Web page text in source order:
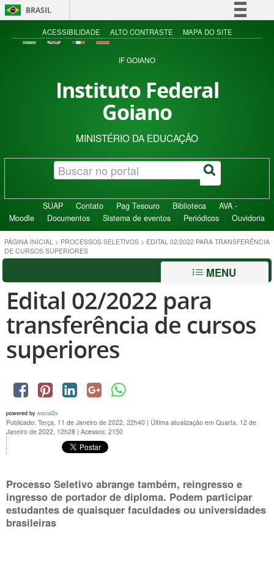
BRASIL
Simplifique!
Acesso à informação
ACESSIBILIDADE ALTO CONTRASTE MAPA DO SITE
IF GOIANO
Instituto Federal
Goiano
MINISTÉRIO DA EDUCAÇÃO
SUAP Contato Pag Tesouro Biblioteca
AVA -
Moodle
Documentos Sistema de eventos Periódicos Ouvidoria
PÁGINA INICIAL > PROCESSOS SELETIVOS > EDITAL 02/2022 PARA TRANSFERÊNCIA
DE CURSOS SUPERIORES
MENU
Edital 02/2022 para
transferência de cursos
superiores
powered by social2s
Publicado: Terça, 11 de Janeiro de 2022, 22h40 | Última atualização em Quarta, 12 de
Janeiro de 2022, 12h28 | Acessos: 2150
Processo Seletivo abrange também, reingresso e
ingresso de portador de diploma. Podem participar
estudantes de quaisquer faculdades ou universidades
brasileiras